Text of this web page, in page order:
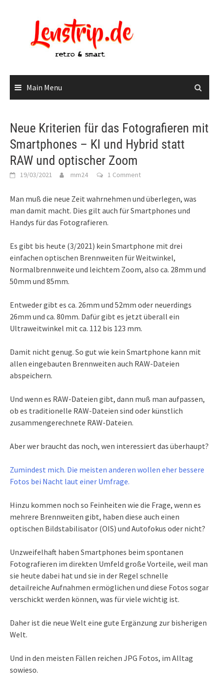
Main Menu
Neue Kriterien für das Fotografieren mit
Smartphones – KI und Hybrid statt
RAW und optischer Zoom
19/03/2021 mm24 1 Comment
Man muß die neue Zeit wahrnehmen und überlegen, was
man damit macht. Dies gilt auch für Smartphones und
Handys für das Fotografieren.
Es gibt bis heute (3/2021) kein Smartphone mit drei
einfachen optischen Brennweiten für Weitwinkel,
Normalbrennweite und leichtem Zoom, also ca. 28mm und
50mm und 85mm.
Entweder gibt es ca. 26mm und 52mm oder neuerdings
26mm und ca. 80mm. Dafür gibt es jetzt überall ein
Ultraweitwinkel mit ca. 112 bis 123 mm.
Damit nicht genug. So gut wie kein Smartphone kann mit
allen eingebauten Brennweiten auch RAW-Dateien
abspeichern.
Und wenn es RAW-Dateien gibt, dann muß man aufpassen,
ob es traditionelle RAW-Dateien sind oder künstlich
zusammengerechnete RAW-Dateien.
Aber wer braucht das noch, wen interessiert das überhaupt?
Zumindest mich. Die meisten anderen wollen eher bessere
Fotos bei Nacht laut einer Umfrage.
Hinzu kommen noch so Feinheiten wie die Frage, wenn es
mehrere Brennweiten gibt, haben diese auch einen
optischen Bildstabilisator (OIS) und Autofokus oder nicht?
Unzweifelhaft haben Smartphones beim spontanen
Fotografieren im direkten Umfeld große Vorteile, weil man
sie heute dabei hat und sie in der Regel schnelle
detailreiche Aufnahmen ermöglichen und diese Fotos sogar
verschickt werden können, was für viele wichtig ist.
Daher ist die neue Welt eine gute Ergänzung zur bisherigen
Welt.
Und in den meisten Fällen reichen JPG Fotos, im Alltag
sowieso.